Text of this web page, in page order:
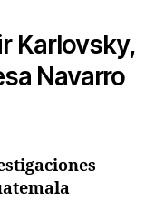
Karlovsky,
Navarro